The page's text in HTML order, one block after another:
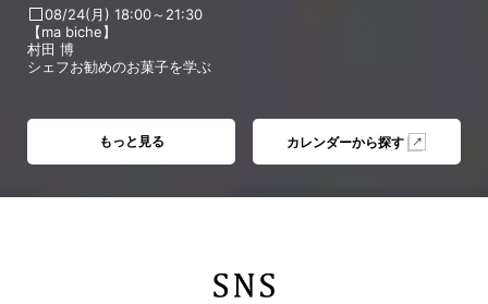
08/24(月) 18:00～21:30
【ma biche】
村田 博
シェフお勧めのお菓子を学ぶ
もっと見る カレンダーから探す